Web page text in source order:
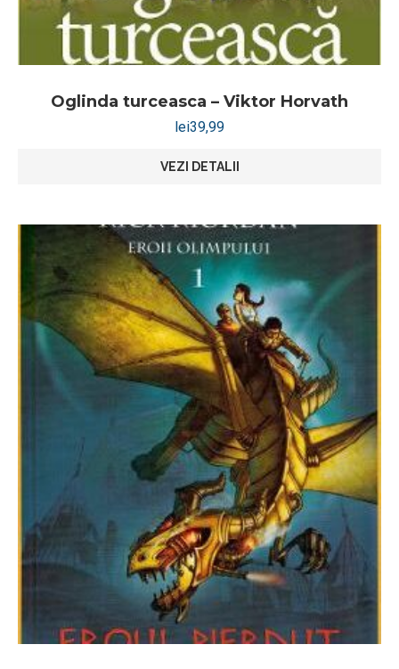
Oglinda turceasca – Viktor Horvath
lei39,99
VEZI DETALII